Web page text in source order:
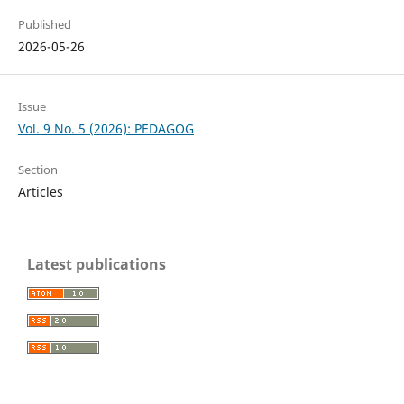
Published
2026-05-26
Issue
Vol. 9 No. 5 (2026): PEDAGOG
Section
Articles
Latest publications